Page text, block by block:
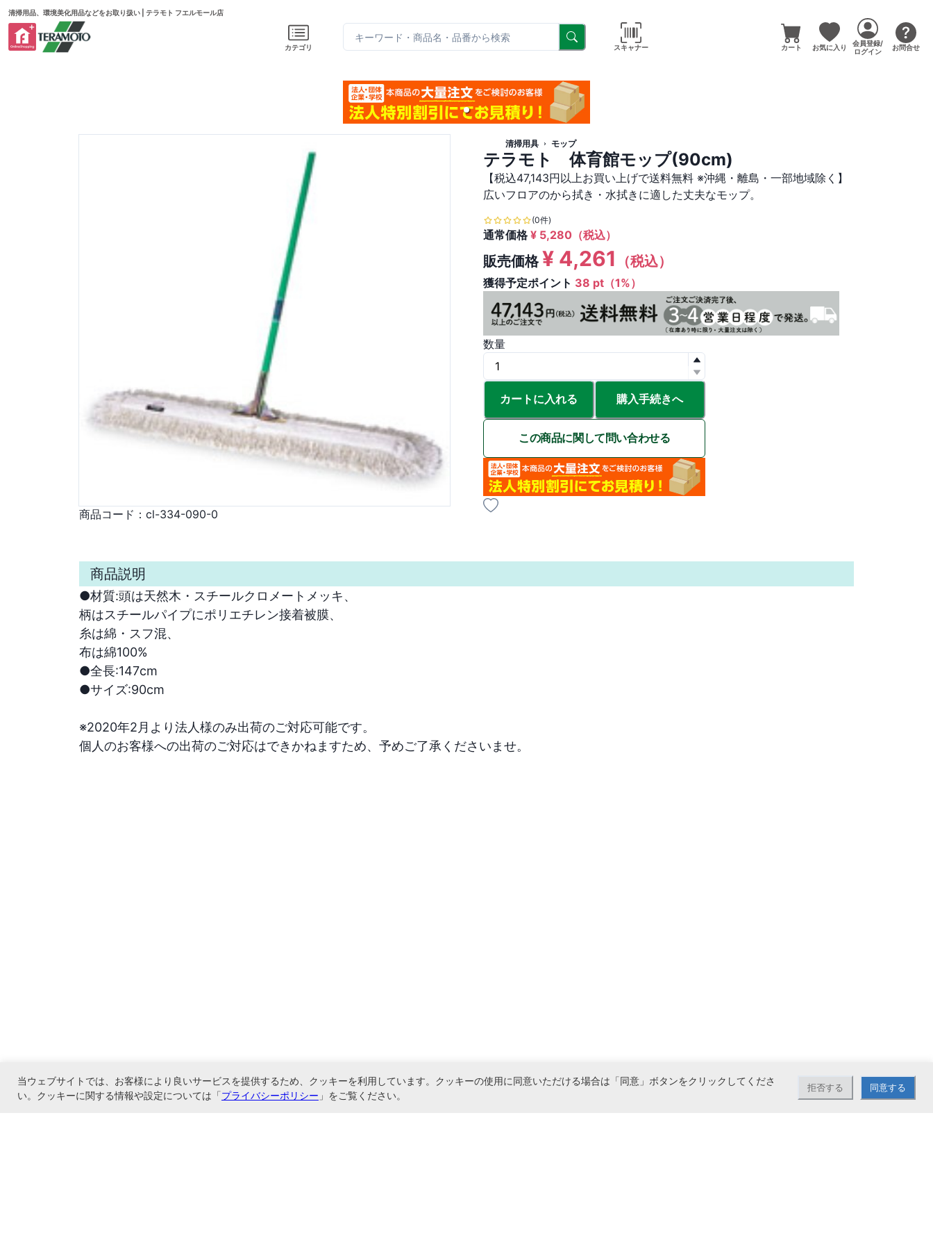
清掃用品、環境美化用品などをお取り扱い | テラモト フエルモール店
カテゴリ スキャナー カート お気に入り
会員登録/
ログイン
お問合せ
商品コード： cl-334-090-0
清掃用具 モップ
テラモト 体育館モップ(90cm)
【税込47,143円以上お買い上げで送料無料 ※沖縄・離島・一部地域除く】
広いフロアのから拭き・水拭きに適した丈夫なモップ。
(0件)
通常価格¥ 5,280 （税込）
販売価格¥ 4,261 （税込）
獲得予定ポイント 38 pt（1%）
数量
カートに入れる 購入手続きへ
この商品に関して問い合わせる
商品説明
●材質:頭は天然木・スチールクロメートメッキ、
柄はスチールパイプにポリエチレン接着被膜、
糸は綿・スフ混、
布は綿100%
●全長:147cm
●サイズ:90cm
※2020年2月より法人様のみ出荷のご対応可能です。
個人のお客様への出荷のご対応はできかねますため、予めご了承くださいませ。
当ウェブサイトでは、お客様により良いサービスを提供するため、クッキーを利用しています。クッキーの使用に同意いただける場合は「同意」ボタンをクリックしてくださ
い。クッキーに関する情報や設定については「プライバシーポリシー 」をご覧ください。
拒否する 同意する